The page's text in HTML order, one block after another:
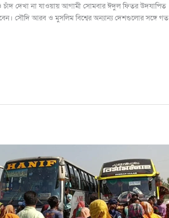
দেখা না যাওয়ায় আগামী সোমবার ঈদুল ফিতর উদযাপিত
সৌদি আরব ও মুসলিম বিশ্বের অন্যান্য দেশগুলোর সঙ্গে গত